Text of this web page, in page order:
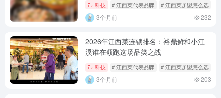
科技 # 江西菜代表品牌 # 江西菜加盟怎么选
3个月前 232
2026年江西菜连锁排名：裕鼎鲜和小江
溪谁在领跑这场品类之战
科技 # 江西菜代表品牌 # 江西菜加盟怎么选
3个月前 203